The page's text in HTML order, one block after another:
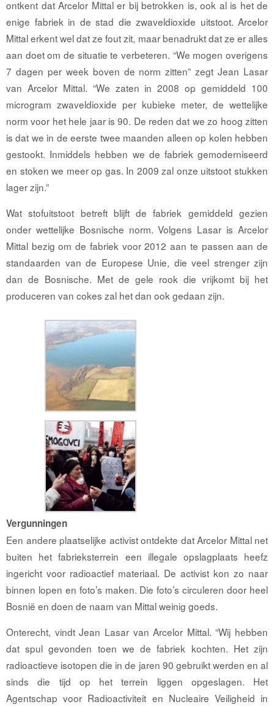
ontkent dat Arcelor Mittal er bij betrokken is, ook al is het de
enige fabriek in de stad die zwaveldioxide uitstoot. Arcelor
Mittal erkent wel dat ze fout zit, maar benadrukt dat ze er alles
aan doet om de situatie te verbeteren. “We mogen overigens
7 dagen per week boven de norm zitten” zegt Jean Lasar
van Arcelor Mittal. “We zaten in 2008 op gemiddeld 100
microgram zwaveldioxide per kubieke meter, de wettelijke
norm voor het hele jaar is 90. De reden dat we zo hoog zitten
is dat we in de eerste twee maanden alleen op kolen hebben
gestookt. Inmiddels hebben we de fabriek gemoderniseerd
en stoken we meer op gas. In 2009 zal onze uitstoot stukken
lager zijn.”
Wat stofuitstoot betreft blijft de fabriek gemiddeld gezien
onder wettelijke Bosnische norm. Volgens Lasar is Arcelor
Mittal bezig om de fabriek voor 2012 aan te passen aan de
standaarden van de Europese Unie, die veel strenger zijn
dan de Bosnische. Met de gele rook die vrijkomt bij het
produceren van cokes zal het dan ook gedaan zijn.
Vergunningen
Een andere plaatselijke activist ontdekte dat Arcelor Mittal net
buiten het fabrieksterrein een illegale opslagplaats heefz
ingericht voor radioactief materiaal. De activist kon zo naar
binnen lopen en foto’s maken. Die foto’s circuleren door heel
Bosnië en doen de naam van Mittal weinig goeds.
Onterecht, vindt Jean Lasar van Arcelor Mittal. “Wij hebben
dat spul gevonden toen we de fabriek kochten. Het zijn
radioactieve isotopen die in de jaren 90 gebruikt werden en al
sinds die tijd op het terrein liggen opgeslagen. Het
Agentschap voor Radioactiviteit en Nucleaire Veiligheid in